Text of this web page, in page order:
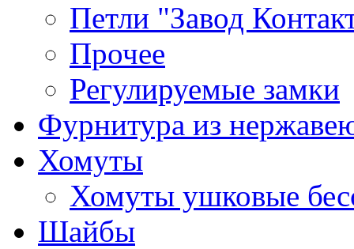
Петли "Завод
Прочее
Регулируемые замки
Фурнитура из
Хомуты
Хомуты ушковые
Шайбы